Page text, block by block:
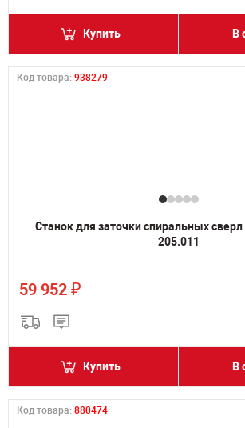
Купить В
Код товара: 938279
Станок для заточки спиральных сверл
205.011
59 952 ₽
Купить В
Код товара: 880474